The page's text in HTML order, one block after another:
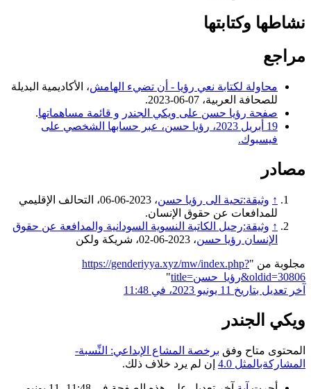
نشاطها وكتابتها
مراجع
محاولة لكتابة نعي رؤيا - أن تضيء الهامش، الأكاديمية البديلة
للصحافة العربية، 07-06-2023.
صفحة رؤيا حسن على ويكي الجندر و قائمة مساهماتها.
19 أبريل 2023، رؤيا حسن، عبر حسابها الشخصي على
فيسبوك.
مصادر
↑ وثيقة:تحية الى رؤيا حسن
، 2023-06-06، التحالف الإقليمي
للمدافعات عن حقوق الإنسان.
↑ وثيقة:رحيل الكاتبة النسوية السودانية والمدافعة عن حقوق
الإنسان رؤيا حسن، 2023-06-02، شريكة ولكن
مجلوبة من "https://genderiyya.xyz/mw/index.php?
title=رؤيا_حسن&oldid=30806
"
آخر تعديل بتاريخ 11 يونيو 2023، في 11:48
ويكي الجندر
المحتوى متاح وفق برخصة المشاع الإبداعي: النِّسبة-
المشاركةبالمثل 4.0
إن لم يرد خلاف ذلك.